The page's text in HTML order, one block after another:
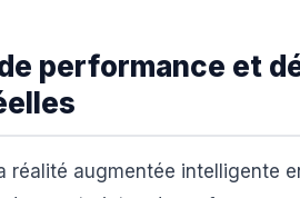
performance et
réalité augmentée intelligente